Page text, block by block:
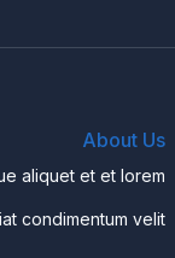
About Us
aliquet et et lorem.
condimentum velit.